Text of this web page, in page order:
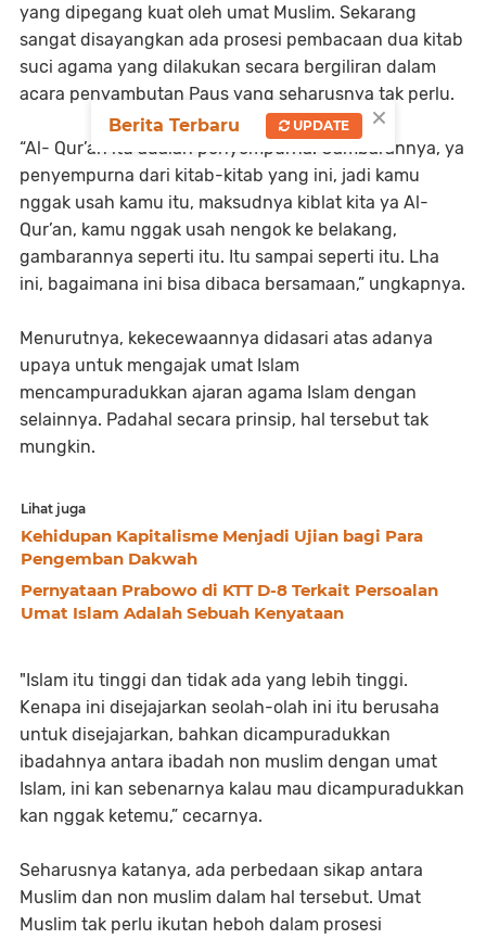
yang dipegang kuat oleh umat Muslim. Sekarang
sangat disayangkan ada prosesi pembacaan dua kitab
suci agama yang dilakukan secara bergiliran dalam
acara penyambutan Paus yang seharusnya tak perlu.
“Al- Qur’an itu adalah penyempurna. Gambarannya, ya
penyempurna dari kitab-kitab yang ini, jadi kamu
nggak usah kamu itu, maksudnya kiblat kita ya Al-
Qur’an, kamu nggak usah nengok ke belakang,
gambarannya seperti itu. Itu sampai seperti itu. Lha
ini, bagaimana ini bisa dibaca bersamaan,” ungkapnya.
Menurutnya, kekecewaannya didasari atas adanya
upaya untuk mengajak umat Islam
mencampuradukkan ajaran agama Islam dengan
selainnya. Padahal secara prinsip, hal tersebut tak
mungkin.
Lihat juga
Kehidupan Kapitalisme Menjadi Ujian bagi Para
Pengemban Dakwah
Pernyataan Prabowo di KTT D-8 Terkait Persoalan
Umat Islam Adalah Sebuah Kenyataan
"Islam itu tinggi dan tidak ada yang lebih tinggi.
Kenapa ini disejajarkan seolah-olah ini itu berusaha
untuk disejajarkan, bahkan dicampuradukkan
ibadahnya antara ibadah non muslim dengan umat
Islam, ini kan sebenarnya kalau mau dicampuradukkan
kan nggak ketemu,” cecarnya.
Seharusnya katanya, ada perbedaan sikap antara
Muslim dan non muslim dalam hal tersebut. Umat
Muslim tak perlu ikutan heboh dalam prosesi
×
Berita Terbaru UPDATE